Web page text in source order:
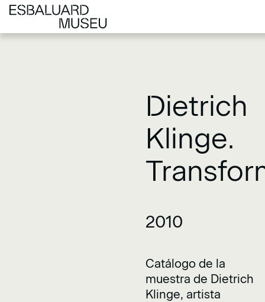
Dietrich
Klinge.
2010
Catálogo de la
muestra de Dietrich
Klinge, artista